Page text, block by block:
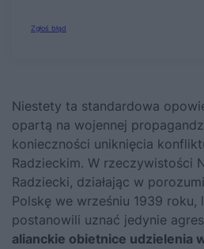
Niestety ta standardowa
opartą na wojennej
konieczności uniknięcia
Radzieckim. W rzeczywistości
Radziecki, działając w
Polskę we wrześniu 1939 roku,
postanowili uznać jedynie
alianckie obietnice udzielenia